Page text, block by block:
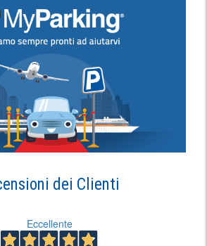
dei Clienti
Eccellente